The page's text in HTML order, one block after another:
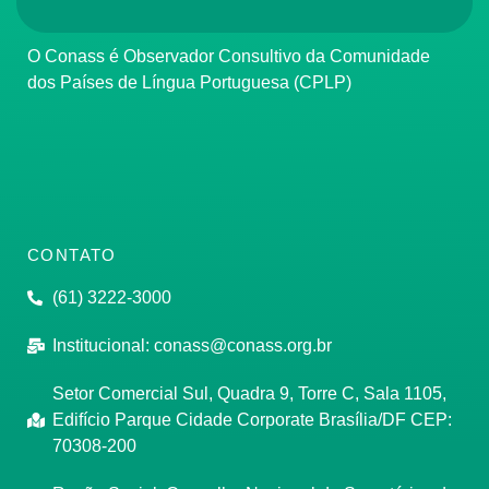
O Conass é Observador Consultivo da Comunidade
dos Países de Língua Portuguesa (CPLP)
CONTATO
(61) 3222-3000
Institucional: conass@conass.org.br
Setor Comercial Sul, Quadra 9, Torre C, Sala 1105,
Edifício Parque Cidade Corporate Brasília/DF CEP:
70308-200